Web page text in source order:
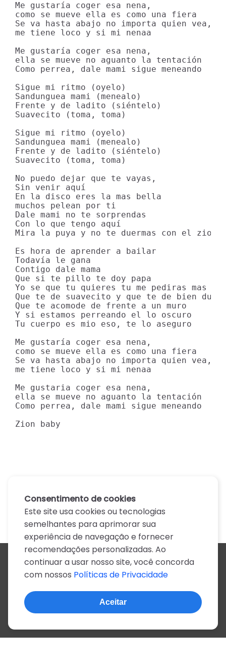
Me gustaría coger esa nena,
como se mueve ella es como una fiera
Se va hasta abajo no importa quien vea,
me tiene loco y si mi nenaa
Me gustaría coger esa nena,
ella se mueve no aguanto la tentación
Como perrea, dale mami sigue meneando
Sigue mi ritmo (oyelo)
Sandunguea mami (menealo)
Frente y de ladito (siéntelo)
Suavecito (toma, toma)
Sigue mi ritmo (oyelo)
Sandunguea mami (menealo)
Frente y de ladito (siéntelo)
Suavecito (toma, toma)
No puedo dejar que te vayas,
Sin venir aquí
En la disco eres la mas bella
muchos pelean por ti
Dale mami no te sorprendas
Con lo que tengo aquí
Mira la puya y no te duermas con el zion
Es hora de aprender a bailar
Todavía le gana
Contigo dale mama
Que si te pillo te doy papa
Yo se que tu quieres tu me pediras mas
Que te de suavecito y que te de bien duro
Que te acomode de frente a un muro
Y si estamos perreando el lo oscuro
Tu cuerpo es mio eso, te lo aseguro
Me gustaría coger esa nena,
como se mueve ella es como una fiera
Se va hasta abajo no importa quien vea,
me tiene loco y si mi nenaa
Me gustaria coger esa nena,
ella se mueve no aguanto la tentación
Como perrea, dale mami sigue meneando
Zion baby
Todos os artistas
A
B C D E F G H I J
N
O P Q R S T U V W X
Z
0-9
© 2022, mais de 2 milhões de cifras e letras
Consentimento de cookies
Este site usa cookies ou tecnologias
semelhantes para aprimorar sua
experiência de navegação e fornecer
recomendações personalizadas. Ao
continuar a usar nosso site, você concorda
com nossos Políticas de Privacidade
Aceitar